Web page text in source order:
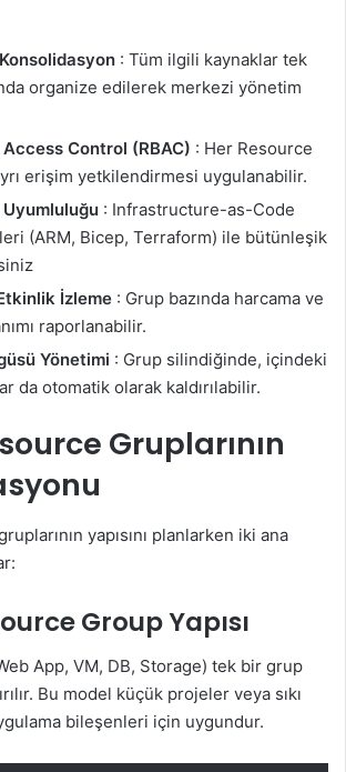
: Tüm ilgili kaynaklar tek
organize edilerek merkezi yönetim
Control (RBAC) : Her Resource
erişim yetkilendirmesi uygulanabilir.
: Infrastructure-as-Code
(ARM, Bicep, Terraform) ile bütünleşik
İzleme : Grup bazında harcama ve
raporlanabilir.
Yönetimi : Grup silindiğinde, içindeki
da otomatik olarak kaldırılabilir.
Gruplarının
yapısını planlarken iki ana
Group Yapısı
App, VM, DB, Storage) tek bir grup
Bu model küçük projeler veya sıkı
bileşenleri için uygundur.